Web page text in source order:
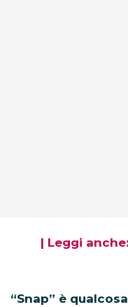
| Leggi anche:
“Snap” è